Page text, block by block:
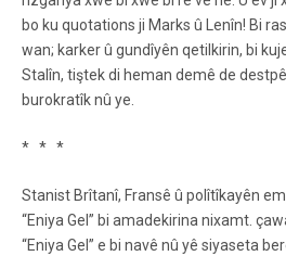
bo ku quotations ji Marks û Lenîn! Bi
wan; karker û gundîyên qetilkirin, bi
Stalîn, tiştek di heman demê de
burokratîk nû ye.
* * *
Stanist Brîtanî, Fransê û polîtîkayên
“Eniya Gel” bi amadekirina nixamt.
“Eniya Gel” e bi navê nû yê siyaseta